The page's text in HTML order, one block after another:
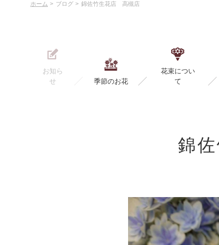
ホーム ブログ 錦佐竹生花店 高槻店
お知ら
せ
季節のお花
花束につい
て
錦